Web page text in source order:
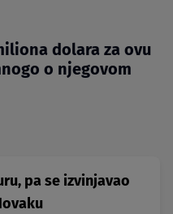
dolara za ovu
o njegovom
pa se izvinjavao